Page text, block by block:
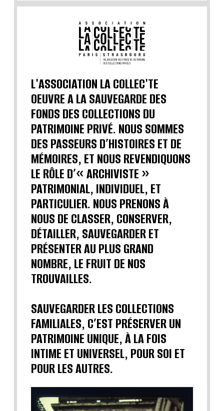
L'ASSOCIATION LA COLLEC'TE
OEUVRE A LA SAUVEGARDE DES
FONDS DES COLLECTIONS DU
PATRIMOINE PRIVÉ. NOUS SOMMES
DES PASSEURS D’HISTOIRES ET DE
MÉMOIRES, ET NOUS REVENDIQUONS
LE RÔLE D’« ARCHIVISTE »
PATRIMONIAL, INDIVIDUEL, ET
PARTICULIER. NOUS PRENONS À
NOUS DE CLASSER, CONSERVER,
DÉTAILLER, SAUVEGARDER ET
PRÉSENTER AU PLUS GRAND
NOMBRE, LE FRUIT DE NOS
TROUVAILLES.
SAUVEGARDER LES COLLECTIONS
FAMILIALES, C’EST PRÉSERVER UN
PATRIMOINE UNIQUE, À LA FOIS
INTIME ET UNIVERSEL, POUR SOI ET
POUR LES AUTRES.